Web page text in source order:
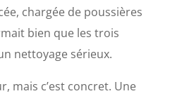
chargée de poussières
bien que les trois
nettoyage sérieux.
mais c’est concret. Une